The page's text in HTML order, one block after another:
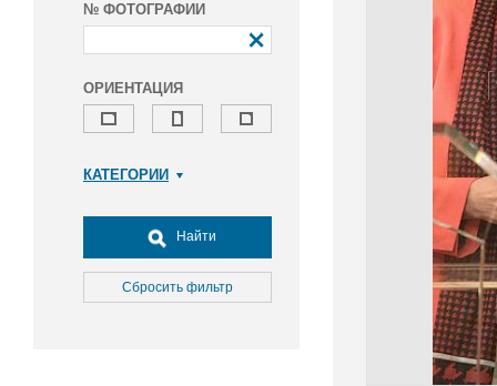
№ ФОТОГРАФИИ
ОРИЕНТАЦИЯ
КАТЕГОРИИ
Досуг, туризм и отдых
Культура
Медицина
Найти
Сбросить фильтр